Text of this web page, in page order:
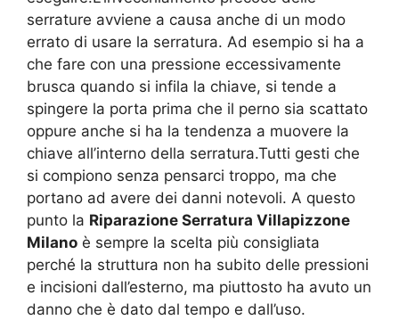
serrature avviene a causa anche di un modo
errato di usare la serratura. Ad esempio si ha a
che fare con una pressione eccessivamente
brusca quando si infila la chiave, si tende a
spingere la porta prima che il perno sia scattato
oppure anche si ha la tendenza a muovere la
chiave all’interno della serratura.Tutti gesti che
si compiono senza pensarci troppo, ma che
portano ad avere dei danni notevoli. A questo
punto la Riparazione Serratura Villapizzone
Milano è sempre la scelta più consigliata
perché la struttura non ha subito delle pressioni
e incisioni dall’esterno, ma piuttosto ha avuto un
danno che è dato dal tempo e dall’uso.